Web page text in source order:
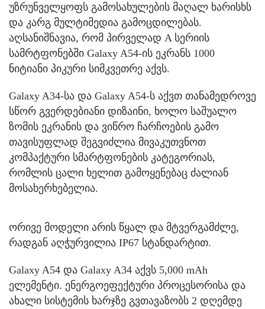
უზრუნველყოფს გამოსახულების მაღალ ხარისხს
და კარგ მულტიმედია გამოცდილებას.
აღსანიშნავია, რომ პირველად A სერიის
სამრტფონებში Galaxy A54-ის ეკრანს 1000
ნიტიანი პიკური სიმკვეთრე აქვს.
Galaxy A34-სა და Galaxy A54-ს აქვთ თანამედროვე
სწორ გვერდებიანი დიზაინი, ხოლო საშუალო
ზომის ეკრანის და ვიწრო ჩარჩოების გამო
თავისუფლად შეგვიძლია მივაკუთვნოთ
კომპაქტური სმარტფონების კატეგორიას,
რომლის ცალი ხელით გამოყენებაც ძალიან
მოსახერხებელია.
ორივე მოდელი არის წყალ და მტვერგამძლე,
რადგან აღჭურვილია IP67 სტანდარტით.
Galaxy A54 და Galaxy A34 აქვს 5,000 mAh
ელემენტი. ენერგოეფექტური პროცესორისა და
ახალი სისტემის ხარჯზე გვთავაზობს 2 დღემდე